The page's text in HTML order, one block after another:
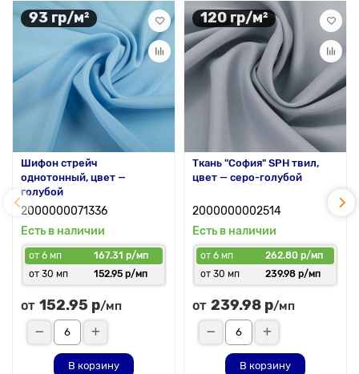
93 гр/м²
Шифон стрейч
однотонный, цвет —
голубой
2000000071336
Есть в наличии
от 6 мп
167.31 р/мп
от 30 мп
152.95 р/мп
от 152.95 р/мп
В корзину
120 гр/м²
Ткань "София" SPH твил,
цвет — серо-голубой
2000000002514
Есть в наличии
от 6 мп
262.80 р/мп
от 30 мп
239.98 р/мп
от 239.98 р/мп
В корзину